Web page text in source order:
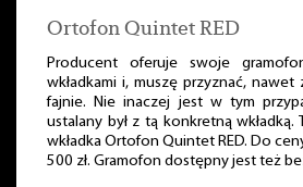
Ortofon Quintet RED
Producent oferuje swoje
wkładkami i, muszę przyznać,
fajnie. Nie inaczej jest w tym
ustalany był z tą konkretną
wkładka Ortofon Quintet RED. Do
500 zł. Gramofon dostępny jest też